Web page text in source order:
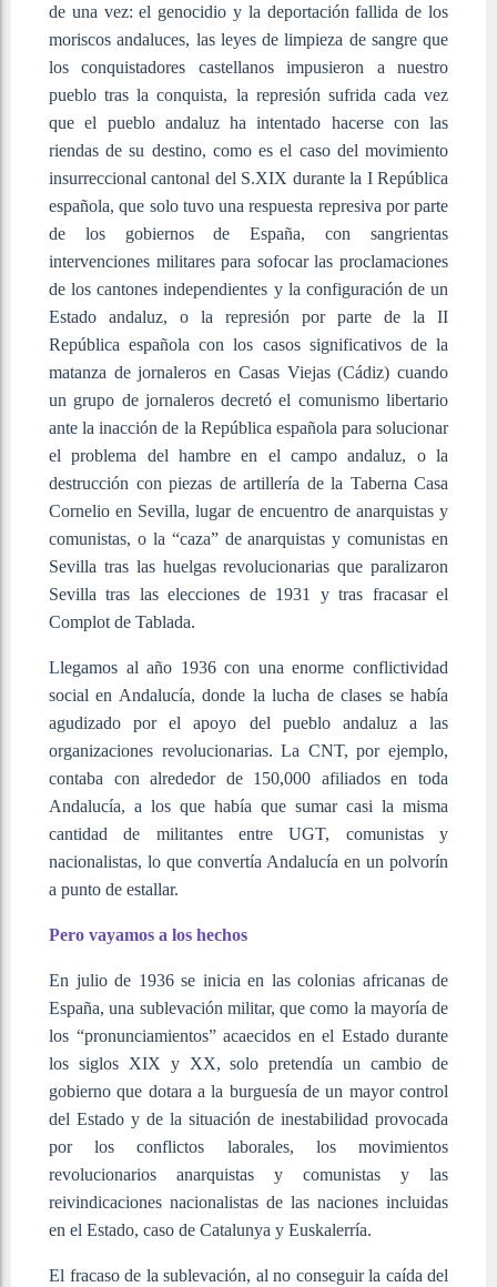
de una vez: el genocidio y la deportación fallida de los
moriscos andaluces, las leyes de limpieza de sangre que
los conquistadores castellanos impusieron a nuestro
pueblo tras la conquista, la represión sufrida cada vez
que el pueblo andaluz ha intentado hacerse con las
riendas de su destino, como es el caso del movimiento
insurreccional cantonal del S.XIX durante la I República
española, que solo tuvo una respuesta represiva por parte
de los gobiernos de España, con sangrientas
intervenciones militares para sofocar las proclamaciones
de los cantones independientes y la configuración de un
Estado andaluz, o la represión por parte de la II
República española con los casos significativos de la
matanza de jornaleros en Casas Viejas (Cádiz) cuando
un grupo de jornaleros decretó el comunismo libertario
ante la inacción de la República española para solucionar
el problema del hambre en el campo andaluz, o la
destrucción con piezas de artillería de la Taberna Casa
Cornelio en Sevilla, lugar de encuentro de anarquistas y
comunistas, o la “caza” de anarquistas y comunistas en
Sevilla tras las huelgas revolucionarias que paralizaron
Sevilla tras las elecciones de 1931 y tras fracasar el
Complot de Tablada.
Llegamos al año 1936 con una enorme conflictividad
social en Andalucía, donde la lucha de clases se había
agudizado por el apoyo del pueblo andaluz a las
organizaciones revolucionarias. La CNT, por ejemplo,
contaba con alrededor de 150,000 afiliados en toda
Andalucía, a los que había que sumar casi la misma
cantidad de militantes entre UGT, comunistas y
nacionalistas, lo que convertía Andalucía en un polvorín
a punto de estallar.
Pero vayamos a los hechos
En julio de 1936 se inicia en las colonias africanas de
España, una sublevación militar, que como la mayoría de
los “pronunciamientos” acaecidos en el Estado durante
los siglos XIX y XX, solo pretendía un cambio de
gobierno que dotara a la burguesía de un mayor control
del Estado y de la situación de inestabilidad provocada
por los conflictos laborales, los movimientos
revolucionarios anarquistas y comunistas y las
reivindicaciones nacionalistas de las naciones incluidas
en el Estado, caso de Catalunya y Euskalerría.
El fracaso de la sublevación, al no conseguir la caída del